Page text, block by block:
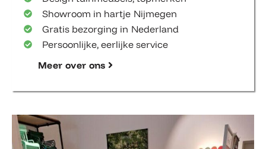
Showroom in hartje Nijmegen
Gratis bezorging in Nederland
Persoonlijke, eerlijke service
Meer over ons